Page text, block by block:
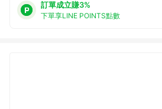
訂單成立賺3%
下單享LINE POINTS點數